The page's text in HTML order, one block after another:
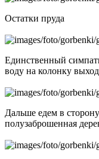
Остатки пруда
Единственный
воду на колонку
Дальше едем в
полузаброшенная